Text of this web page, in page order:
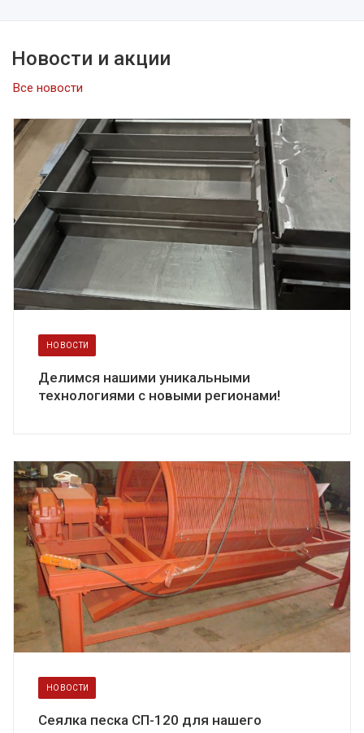
Все новости
Новости и акции
НОВОСТИ
Делимся нашими уникальными
технологиями с новыми регионами!
НОВОСТИ
Сеялка песка СП-120 для нашего